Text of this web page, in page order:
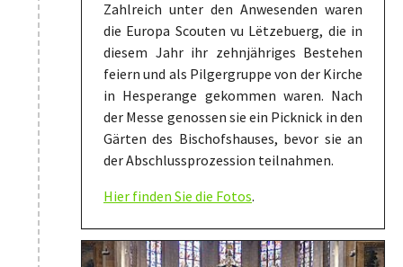
Zahlreich unter den Anwesenden waren
die Europa Scouten vu Lëtzebuerg, die in
diesem Jahr ihr zehnjähriges Bestehen
feiern und als Pilgergruppe von der Kirche
in Hesperange gekommen waren. Nach
der Messe genossen sie ein Picknick in den
Gärten des Bischofshauses, bevor sie an
der Abschlussprozession teilnahmen.
Hier finden Sie die Fotos.